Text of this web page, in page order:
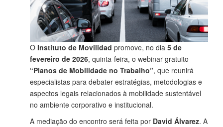
O Instituto de Movilidad promove, no dia 5 de
fevereiro de 2026, quinta-feira, o webinar gratuito
“Planos de Mobilidade no Trabalho”, que reunirá
especialistas para debater estratégias, metodologias e
aspectos legais relacionados à mobilidade sustentável
no ambiente corporativo e institucional.
A mediação do encontro será feita por David Álvarez. A